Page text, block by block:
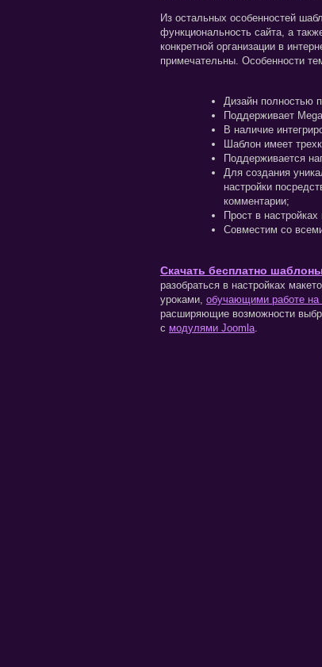
Из остальных особенностей
функциональность сайта, а
конкретной организации в
примечательны. Особенности
Дизайн полностью
Поддерживает
В наличие
Шаблон имеет
Поддерживается
Для создания
настройки
комментарии;
Прост в
Совместим со
Скачать бесплатно
разобраться в настройках
уроками, обучающими работе на
расширяющие возможности
с модулями Joomla.